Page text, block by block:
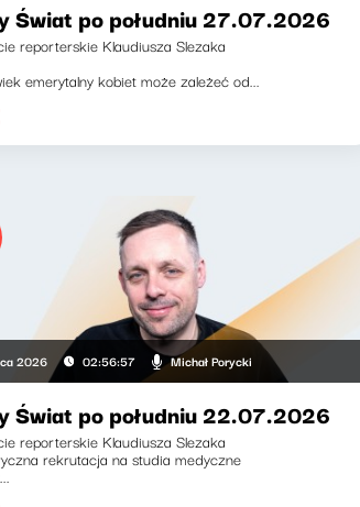
Świat po południu 27.07.2026
reporterskie Klaudiusza Slezaka
emerytalny kobiet może zależeć od...
2026 02:56:57 Michał Porycki
Świat po południu 22.07.2026
reporterskie Klaudiusza Slezaka
rekrutacja na studia medyczne